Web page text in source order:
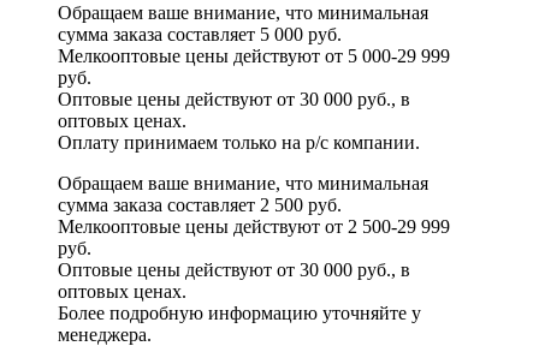
Обращаем ваше внимание, что минимальная
сумма заказа составляет 5 000 руб.
Мелкооптовые цены действуют от 5 000-29 999
руб.
Оптовые цены действуют от 30 000 руб., в
оптовых ценах.
Оплату принимаем только на р/с компании.
Обращаем ваше внимание, что минимальная
сумма заказа составляет 2 500 руб.
Мелкооптовые цены действуют от 2 500-29 999
руб.
Оптовые цены действуют от 30 000 руб., в
оптовых ценах.
Более подробную информацию уточняйте у
менеджера.